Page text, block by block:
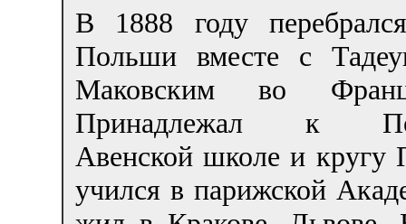
В 1888 году
Польши вместе с
Маковским во
Принадлежал к
Авенской школе и кругу
учился в парижской